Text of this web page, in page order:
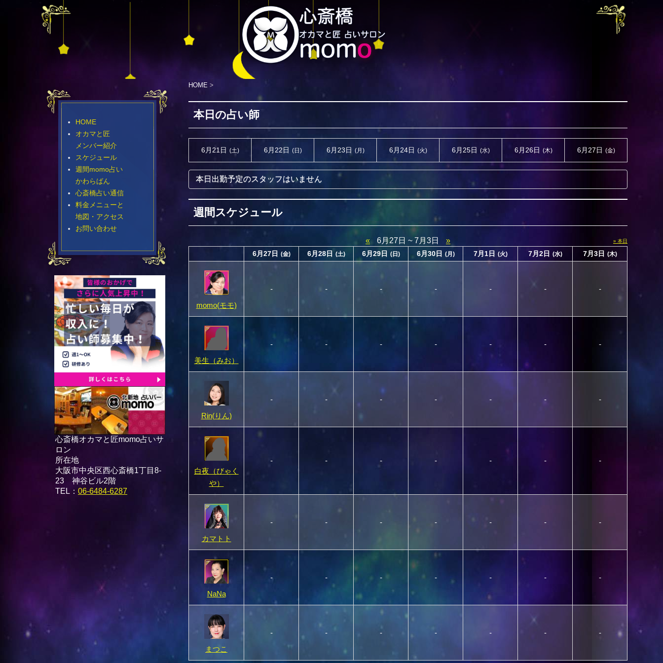
HOME >
本日の占い師
6月21日 (土) 6月22日 (日) 6月23日 (月) 6月24日 (火) 6月25日 (水) 6月26日 (木) 6月27日 (金)
本日出勤予定のスタッフはいません
週間スケジュール
« 6月27日 ~ 7月3日 » » 本日
6月27日 (金) 6月28日 (土) 6月29日 (日) 6月30日 (月) 7月1日 (火) 7月2日 (水) 7月3日 (木)
momo(モモ)
- - - - - - -
美生（みお）
- - - - - - -
Rin(りん)
- - - - - - -
白夜（びゃく
や）
- - - - - - -
カマトト
- - - - - - -
NaNa
- - - - - - -
まつこ
- - - - - - -
HOME
オカマと匠
メンバー紹介
スケジュール
週間momo占い
かわらばん
心斎橋占い通信
料金メニューと
地図・アクセス
お問い合わせ
心斎橋オカマと匠momo占いサ
ロン
所在地
大阪市中央区西心斎橋1丁目8-
23 神谷ビル2階
TEL： 06-6484-6287